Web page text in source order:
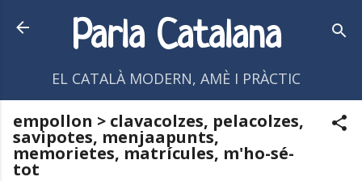
Salta al contingut principal
Parla Catalana
EL CATALÀ MODERN, AMÈ I PRÀCTIC
empollon > clavacolzes, pelacolzes,
savipotes, menjaapunts,
memorietes, matrícules, m'ho-sé-
tot